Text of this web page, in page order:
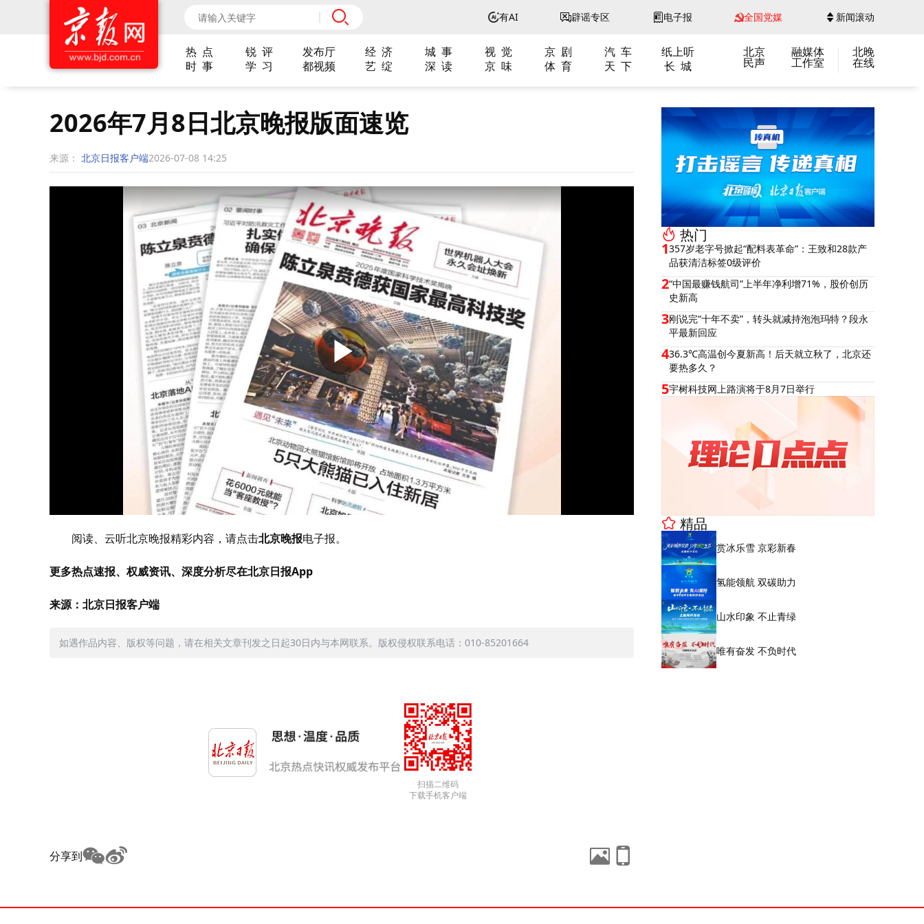
有AI 辟谣专区 电子报 全国党媒 新闻滚动
热 点 锐 评 发布厅 经 济 城 事 视 觉 京 剧 汽 车
纸上听
时 事
学 习 都视频 艺 绽 深 读 京 味 体 育 天 下 长 城
北京
民声
融媒体
工作室
北晚
在线
2026年7月8日北京晚报版面速览
来源： 北京日报客户端2026-07-08 14:25
阅读、云听北京晚报精彩内容，请点击北京晚报电子报。
更多热点速报、权威资讯、深度分析尽在北京日报App
来源：北京日报客户端
如遇作品内容、版权等问题，请在相关文章刊发之日起30日内与本网联系。版权侵权联系电话：010-85201664
扫描二维码
下载手机客户端
分享到
热门
1357岁老字号掀起“配料表革命”：王致和28款产
品获清洁标签0级评价
2“中国最赚钱航司”上半年净利增71%，股价创历
史新高
3刚说完“十年不卖”，转头就减持泡泡玛特？段永
平最新回应
436.3℃高温创今夏新高！后天就立秋了，北京还
要热多久？
5宇树科技网上路演将于8月7日举行
精品
赏冰乐雪 京彩新春
氢能领航 双碳助力
山水印象 不止青绿
唯有奋发 不负时代